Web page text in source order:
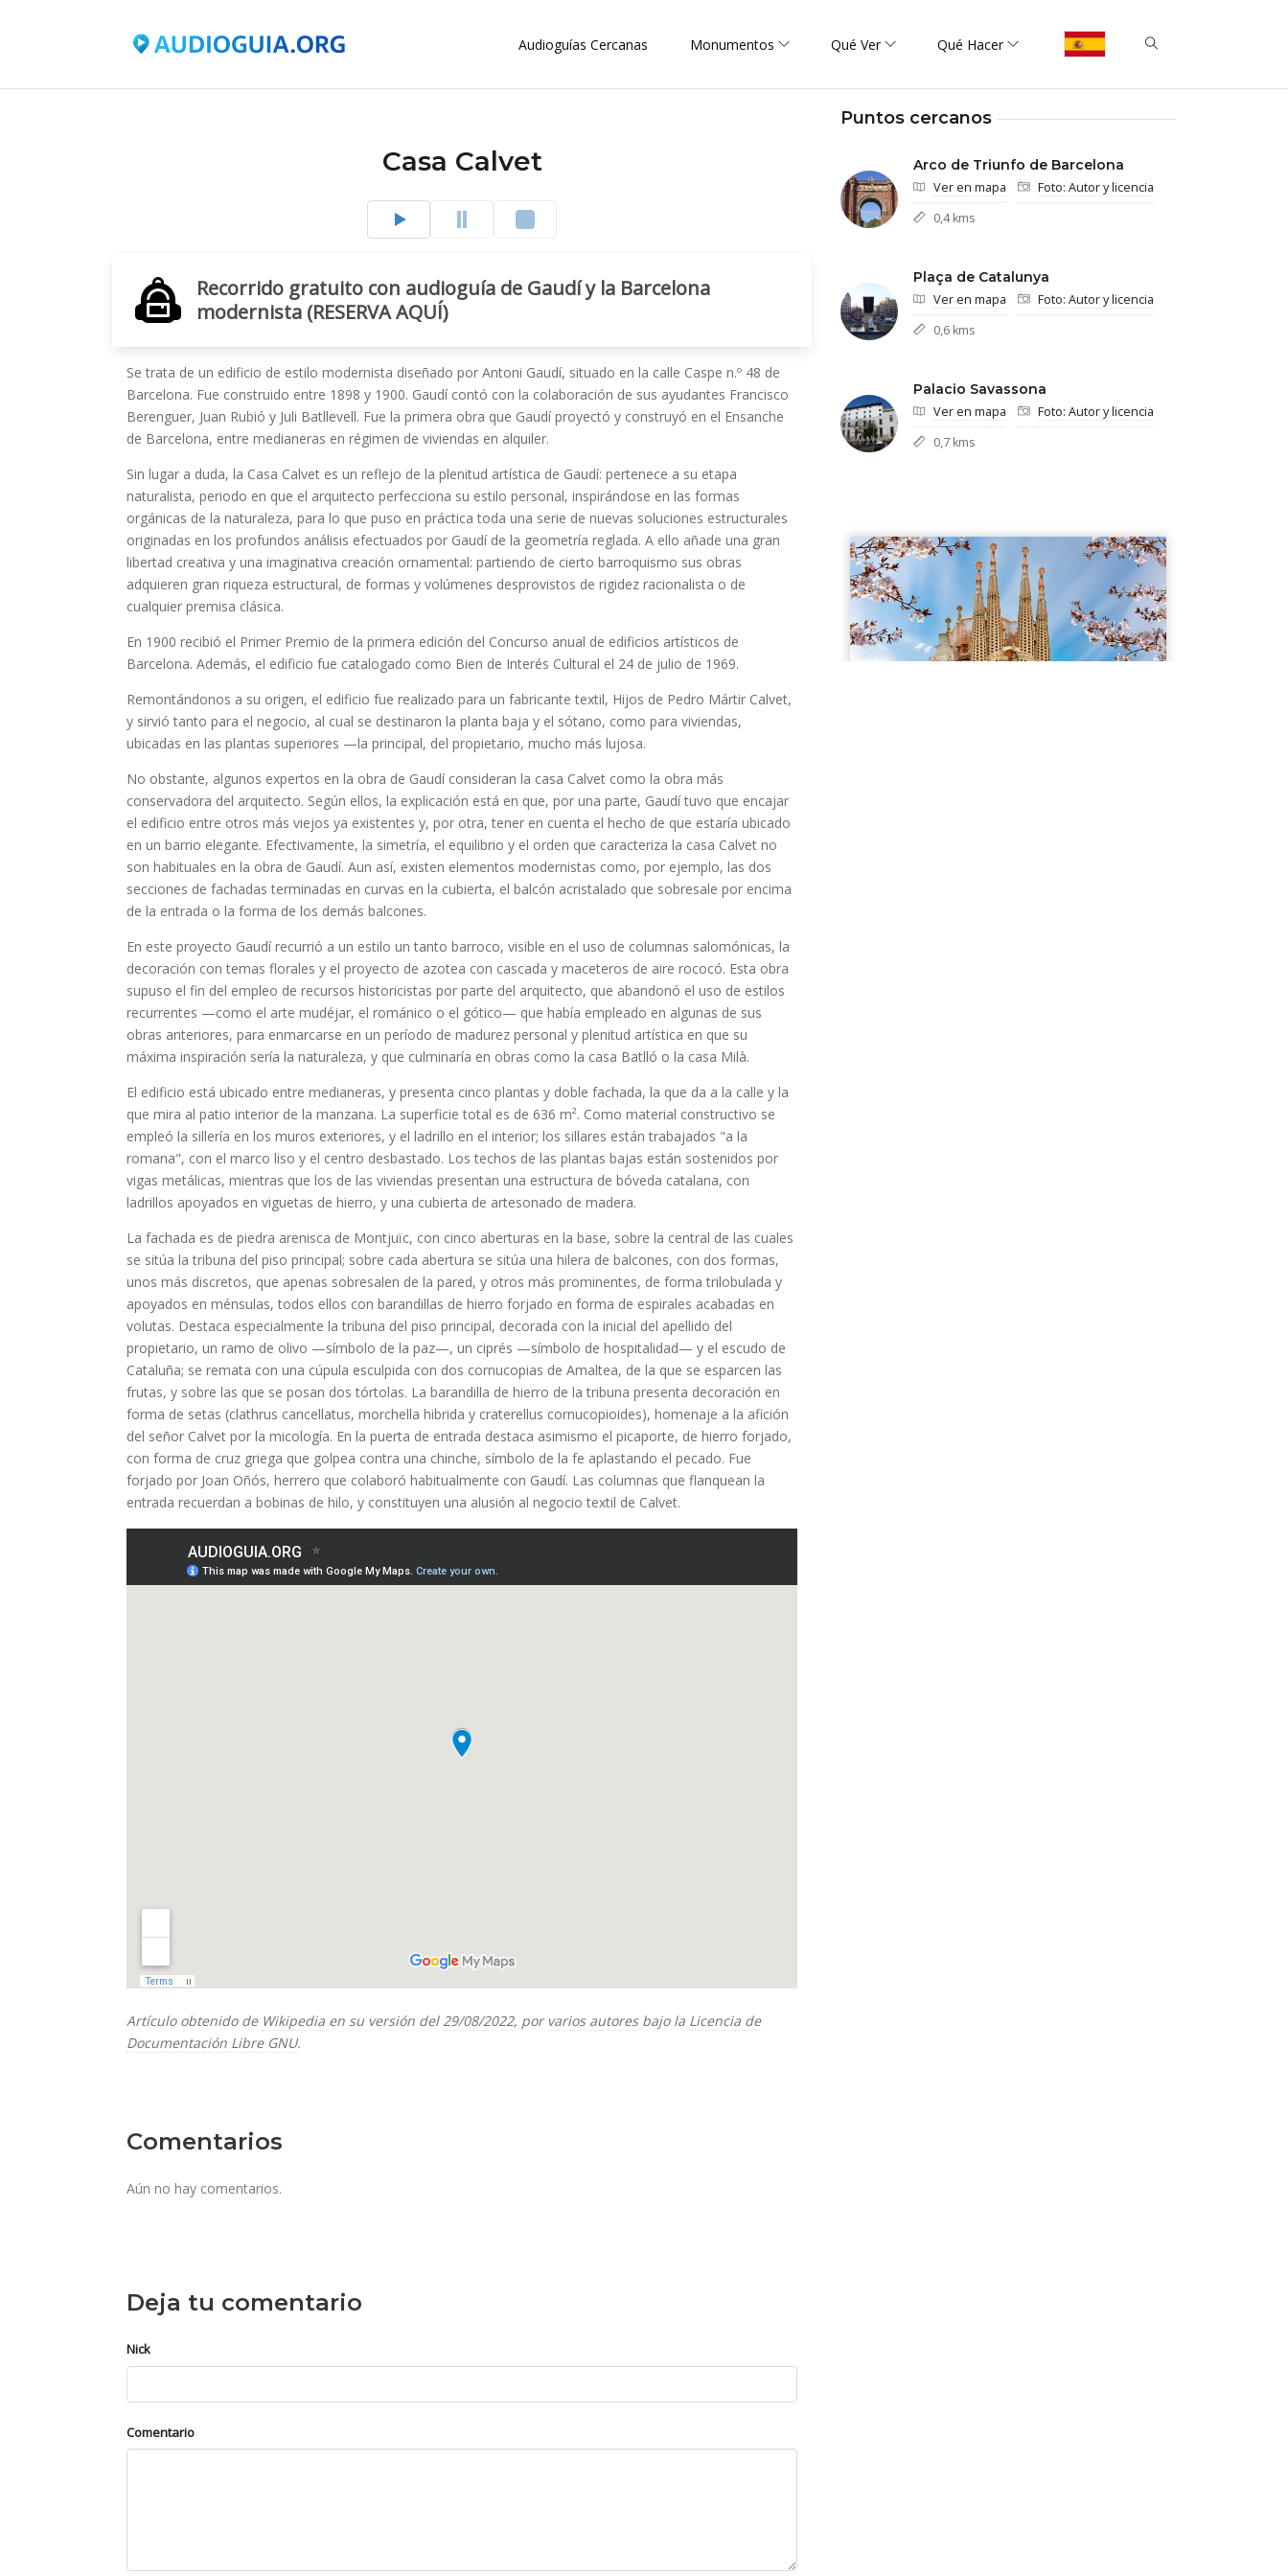
Audioguías Cercanas Monumentos Qué Ver Qué Hacer
Casa Calvet
Recorrido gratuito con audioguía de Gaudí y la Barcelona
modernista (RESERVA AQUÍ)
Se trata de un edificio de estilo modernista diseñado por Antoni Gaudí, situado en la calle Caspe n.º 48 de
Barcelona. Fue construido entre 1898 y 1900. Gaudí contó con la colaboración de sus ayudantes Francisco
Berenguer, Juan Rubió y Juli Batllevell.​ Fue la primera obra que Gaudí proyectó y construyó en el Ensanche
de Barcelona, entre medianeras en régimen de viviendas en alquiler.
Sin lugar a duda, la Casa Calvet es un reflejo de la plenitud artística de Gaudí: pertenece a su etapa
naturalista, periodo en que el arquitecto perfecciona su estilo personal, inspirándose en las formas
orgánicas de la naturaleza, para lo que puso en práctica toda una serie de nuevas soluciones estructurales
originadas en los profundos análisis efectuados por Gaudí de la geometría reglada. A ello añade una gran
libertad creativa y una imaginativa creación ornamental: partiendo de cierto barroquismo sus obras
adquieren gran riqueza estructural, de formas y volúmenes desprovistos de rigidez racionalista o de
cualquier premisa clásica.
En 1900 recibió el Primer Premio de la primera edición del Concurso anual de edificios artísticos de
Barcelona. Además, el edificio fue catalogado como Bien de Interés Cultural el 24 de julio de 1969.
Remontándonos a su origen, el edificio fue realizado para un fabricante textil, Hijos de Pedro Mártir Calvet,​
y sirvió tanto para el negocio, al cual se destinaron la planta baja y el sótano, como para viviendas,
ubicadas en las plantas superiores —la principal, del propietario, mucho más lujosa.
No obstante, algunos expertos en la obra de Gaudí consideran la casa Calvet como la obra más
conservadora del arquitecto.​ Según ellos, la explicación está en que, por una parte, Gaudí tuvo que encajar
el edificio entre otros más viejos ya existentes y, por otra, tener en cuenta el hecho de que estaría ubicado
en un barrio elegante. Efectivamente, la simetría, el equilibrio y el orden que caracteriza la casa Calvet no
son habituales en la obra de Gaudí. Aun así, existen elementos modernistas como, por ejemplo, las dos
secciones de fachadas terminadas en curvas en la cubierta, el balcón acristalado que sobresale por encima
de la entrada o la forma de los demás balcones.
En este proyecto Gaudí recurrió a un estilo un tanto barroco, visible en el uso de columnas salomónicas, la
decoración con temas florales y el proyecto de azotea con cascada y maceteros de aire rococó.​ Esta obra
supuso el fin del empleo de recursos historicistas por parte del arquitecto, que abandonó el uso de estilos
recurrentes —como el arte mudéjar, el románico o el gótico— que había empleado en algunas de sus
obras anteriores, para enmarcarse en un período de madurez personal y plenitud artística en que su
máxima inspiración sería la naturaleza, y que culminaría en obras como la casa Batlló o la casa Milà.
El edificio está ubicado entre medianeras, y presenta cinco plantas y doble fachada, la que da a la calle y la
que mira al patio interior de la manzana. La superficie total es de 636 m².​ Como material constructivo se
empleó la sillería en los muros exteriores, y el ladrillo en el interior; los sillares están trabajados "a la
romana", con el marco liso y el centro desbastado.​ Los techos de las plantas bajas están sostenidos por
vigas metálicas, mientras que los de las viviendas presentan una estructura de bóveda catalana, con
ladrillos apoyados en viguetas de hierro, y una cubierta de artesonado de madera.
La fachada es de piedra arenisca de Montjuïc, con cinco aberturas en la base, sobre la central de las cuales
se sitúa la tribuna del piso principal; sobre cada abertura se sitúa una hilera de balcones, con dos formas,
unos más discretos, que apenas sobresalen de la pared, y otros más prominentes, de forma trilobulada y
apoyados en ménsulas, todos ellos con barandillas de hierro forjado en forma de espirales acabadas en
volutas. Destaca especialmente la tribuna del piso principal, decorada con la inicial del apellido del
propietario, un ramo de olivo —símbolo de la paz—, un ciprés —símbolo de hospitalidad— y el escudo de
Cataluña; se remata con una cúpula esculpida con dos cornucopias de Amaltea, de la que se esparcen las
frutas, y sobre las que se posan dos tórtolas. La barandilla de hierro de la tribuna presenta decoración en
forma de setas (clathrus cancellatus, morchella hibrida y craterellus cornucopioides), homenaje a la afición
del señor Calvet por la micología. En la puerta de entrada destaca asimismo el picaporte, de hierro forjado,
con forma de cruz griega que golpea contra una chinche, símbolo de la fe aplastando el pecado.​ Fue
forjado por Joan Oñós, herrero que colaboró habitualmente con Gaudí. Las columnas que flanquean la
entrada recuerdan a bobinas de hilo, y constituyen una alusión al negocio textil de Calvet.
Artículo obtenido de Wikipedia en su versión del29/08/2022, por varios autoresbajo la Licencia de
Documentación Libre GNU.
Comentarios
Aún no hay comentarios.
Deja tu comentario
Nick
Comentario
Puntos cercanos
Arco de Triunfo de Barcelona
Ver en mapa
Foto: Autor y licencia
0,4 kms
Plaça de Catalunya
Ver en mapa
Foto: Autor y licencia
0,6 kms
Palacio Savassona
Ver en mapa
Foto: Autor y licencia
0,7 kms